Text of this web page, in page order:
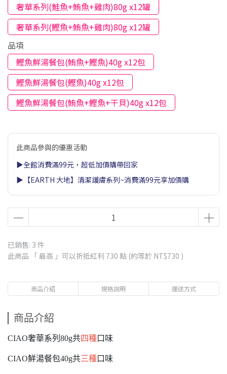
奢華系列(鮭魚+鮪魚+雞肉)80g x12罐
奢華系列(鰹魚+鮪魚+雞肉)80g x12罐
品項
鰹魚鮮湯餐包(鮪魚+鰹魚)40g x12包
鰹魚鮮湯餐包(鰹魚)40g x12包
鰹魚鮮湯餐包(鮪魚+鰹魚+干貝)40g x12包
此商品參與的優惠活動
▶全館消費滿99元，超低加價購帶回家
▶【EARTH 大地】清潔護膚系列~消費滿99元享加價購
已銷售: 3 件
此商品 「 最高 」可以折抵紅利 730 點 (約等於 NT$730 )
商品介紹 規格說明 運送方式
商品介紹
CIAO奢華系列80g共四種口味
CIAO鮮湯餐包40g共三種口味